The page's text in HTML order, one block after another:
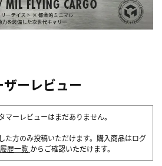
ザーレビュー
マーレビューはまだありません。
た方のみ投稿いただけます。購入商品はログ
歴一覧 からご確認いただけます。